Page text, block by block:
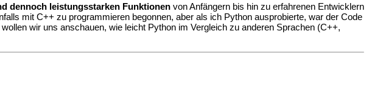
dennoch leistungsstarken Funktionen von Anfängern bis hin zu erfahrenen Entwicklern
mit C++ zu programmieren begonnen, aber als ich Python ausprobierte, war der Code
wir uns anschauen, wie leicht Python im Vergleich zu anderen Sprachen (C++,